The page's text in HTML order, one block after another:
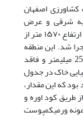
اصفهان
۵۱ درجه و ۳۹ دقیقه و ۴۰ ثانیه شرقی و عرض
جغرافیایی ۳۲ درجه و ۳۸ دقیقه و ۳۰ ثانیه شمالی، ارتفاع ۱۵۷۰ متر از
سال 1395 طراحی و اجرا شد. این منطقه
دارای اقلیم نیمه­خشک با متوسط بارندگی حدود 250 میلی­متر و فاقد
خاک در جدول
خاک محل، 052/0 درصد بود که این مقدار،
طریق کود اوره و
ورمی­کمپوست